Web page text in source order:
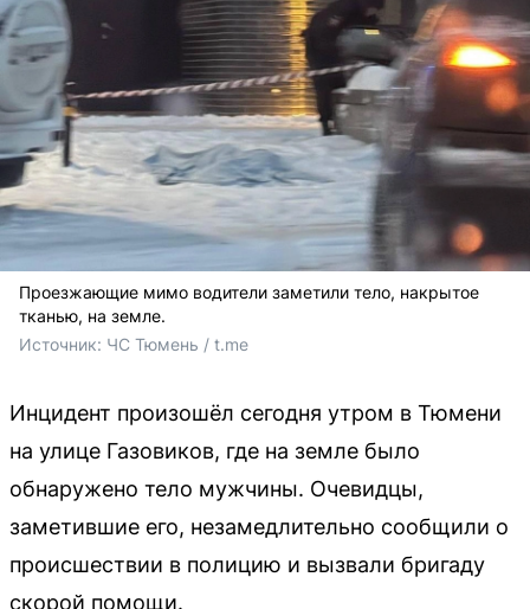
Проезжающие мимо водители заметили тело, накрытое
тканью, на земле.
Источник: ЧС Тюмень / t.me
Инцидент произошёл сегодня утром в Тюмени
на улице Газовиков, где на земле было
обнаружено тело мужчины. Очевидцы,
заметившие его, незамедлительно сообщили о
происшествии в полицию и вызвали бригаду
скорой помощи.